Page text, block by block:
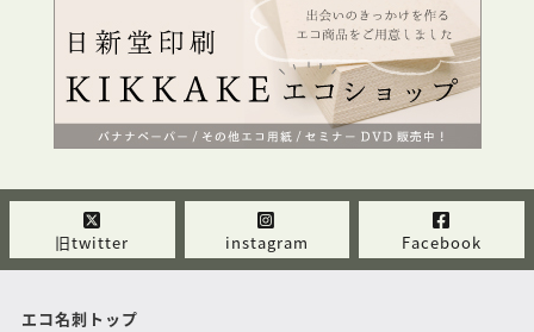
旧twitter instagram Facebook
エコ名刺トップ